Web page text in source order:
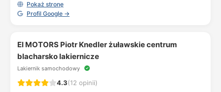
Pokaż stronę
Profil Google →
El MOTORS Piotr Knedler żuławskie centrum
blacharsko lakiernicze
Lakiernik samochodowy
4.3(12 opinii)